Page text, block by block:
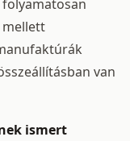
mellett
van
ismert